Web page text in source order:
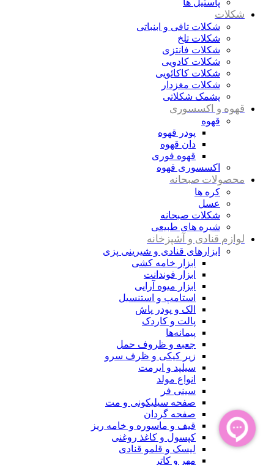
شکلات
شکلات تافی و ابنباتی
شکلات تلخ
شکلات فانتزی
شکلات کادویی
شکلات کاکائویی
شکلات مغزدار
پشمک شکلاتی
قهوه و اکسسوری
قهوه
پودر قهوه
دان قهوه
قهوه فوری
اکسسوری قهوه
محصولات صبحانه
کره ها
عسل
شکلات صبحانه
شیره های طبیعی
لوازم قنادی و آشپزخانه
ابزارهای قنادی و شیرینی پزی
ابزار خامه کشی
ابزار فوندانت
ابزار میوه آرایی
استامپ و استنسیل
الک و پودر پاش
پالت و کاردک
پیمانه‌ها
جعبه و ظروف حمل
زیر کیکی و ظرف سرو
سیلپد و ایرمت
انواع مولد
سینی فر
صفحه سیلیکونی و مت
صفحه گردان
قیف و ماسوره و خامه ریز
کپسول و کاغذ روغنی
لیسک و قلمو قنادی
مهر و کاتر